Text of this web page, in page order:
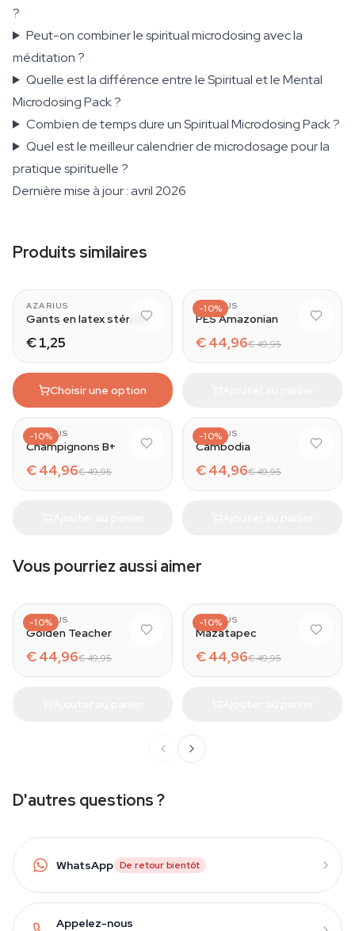
?
Peut-on combiner le spiritual microdosing avec la
méditation ?
Quelle est la différence entre le Spiritual et le Mental
Microdosing Pack ?
Combien de temps dure un Spiritual Microdosing Pack ?
Quel est le meilleur calendrier de microdosage pour la
pratique spirituelle ?
Dernière mise à jour : avril 2026
Produits similaires
AZARIUS
Gants en latex stériles
€ 1,25
Choisir une option
-10%
AZARIUS
PES Amazonian
€ 44,96€ 49,95
-10%
AZARIUS
Champignons B+
€ 44,96€ 49,95
-10%
AZARIUS
Cambodia
€ 44,96€ 49,95
Vous pourriez aussi aimer
-10%
AZARIUS
Golden Teacher
€ 44,96€ 49,95
-10%
AZARIUS
Mazatapec
€ 44,96€ 49,95
D'autres questions ?
WhatsApp De retour bientôt
Appelez-nous